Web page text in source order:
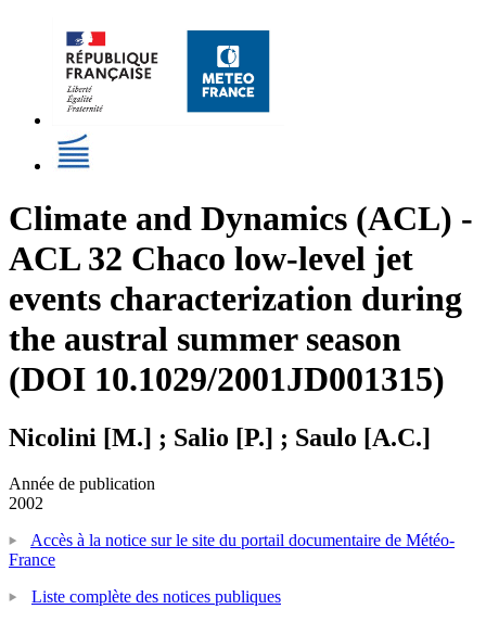
Climate and Dynamics (ACL) -
ACL 32 Chaco low-level jet
events characterization during
the austral summer season
(DOI 10.1029/2001JD001315)
Nicolini [M.] ; Salio [P.] ; Saulo [A.C.]
Année de publication
2002
Accès à la notice sur le site du portail documentaire de Météo-
France
Liste complète des notices publiques